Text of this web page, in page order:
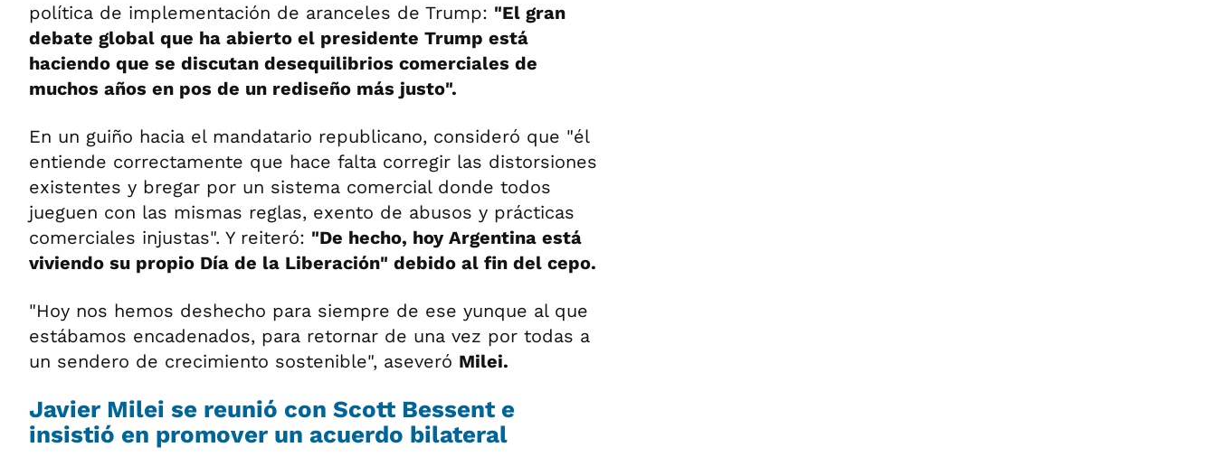
política de implementación de aranceles de Trump: "El gran
debate global que ha abierto el presidente Trump está
haciendo que se discutan desequilibrios comerciales de
muchos años en pos de un rediseño más justo".
En un guiño hacia el mandatario republicano, consideró que "él
entiende correctamente que hace falta corregir las distorsiones
existentes y bregar por un sistema comercial donde todos
jueguen con las mismas reglas, exento de abusos y prácticas
comerciales injustas". Y reiteró: "De hecho, hoy Argentina está
viviendo su propio Día de la Liberación" debido al fin del cepo.
"Hoy nos hemos deshecho para siempre de ese yunque al que
estábamos encadenados, para retornar de una vez por todas a
un sendero de crecimiento sostenible", aseveró Milei.
Javier Milei se reunió con Scott Bessent e
insistió en promover un acuerdo bilateral